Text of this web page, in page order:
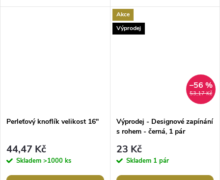
kterého jsou vyrobeny, je každý
Využijete ho nejen jako skryté
zapínání oděvů, ale je...
Perleťový knoflík velikost 16"
44,47 Kč
Skladem >1000 ks
Akce
Výprodej
53,17 Kč
–56 %
Výprodej - Designové zapínání
s rohem - černá, 1 pár
23 Kč
Skladem 1 pár